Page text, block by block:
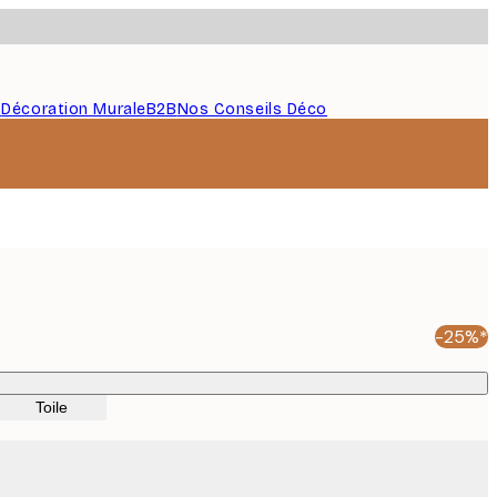
Décoration MuraleB2BNos Conseils Déco
-25%*
Toile